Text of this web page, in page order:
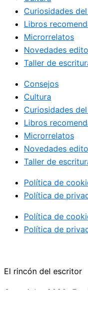
Curiosidades
Libros
Microrrelatos
Novedades
Taller de
Consejos
Cultura
Curiosidades
Libros
Microrrelatos
Novedades
Taller de
Política de
Política de
Política de
Política de
El rincón del escritor